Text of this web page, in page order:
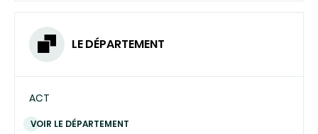
LE DÉPARTEMENT
ACT
VOIR LE DÉPARTEMENT